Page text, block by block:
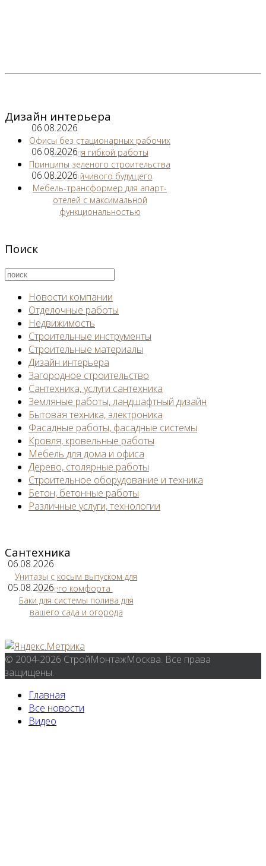
Дизайн интерьера
06.08.2026
Офисы без стационарных рабочих
мест для гибкой работы
06.08.2026
Принципы зеленого строительства
для устойчивого будущего
06.08.2026
Мебель-трансформер для апарт-
отелей с максимальной
функциональностью
Поиск
Новости компании
Отделочные работы
Недвижимость
Строительные инструменты
Строительные материалы
Дизайн интерьера
Загородное строительство
Сантехника, услуги сантехника
Земляные работы, ландшафтный дизайн
Бытовая техника, электроника
Фасадные работы, фасадные системы
Кровля, кровельные работы
Мебель для дома и офиса
Дерево, столярные работы
Строительное оборудование и техника
Бетон, бетонные работы
Различные услуги, технологии
Сантехника
06.08.2026
Унитазы с косым выпуском для
вашего комфорта
05.08.2026
Баки для системы полива для
вашего сада и огорода
© 2004-2026 СтройМонтажМосква. Все права
защищены.
Главная
Все новости
Видео